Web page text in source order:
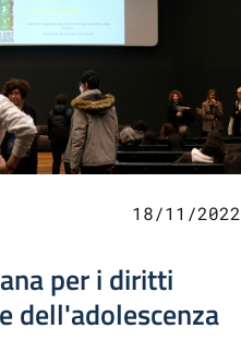
18/11/2022
per i diritti
dell'adolescenza